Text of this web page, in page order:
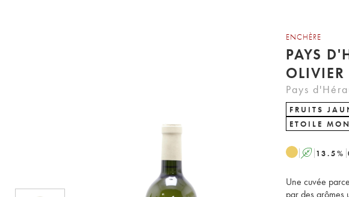
ENCHÈRE
PAYS
Pays
FRUITS
ETOILE
A 13.5%
Une cuvée
par des arômes